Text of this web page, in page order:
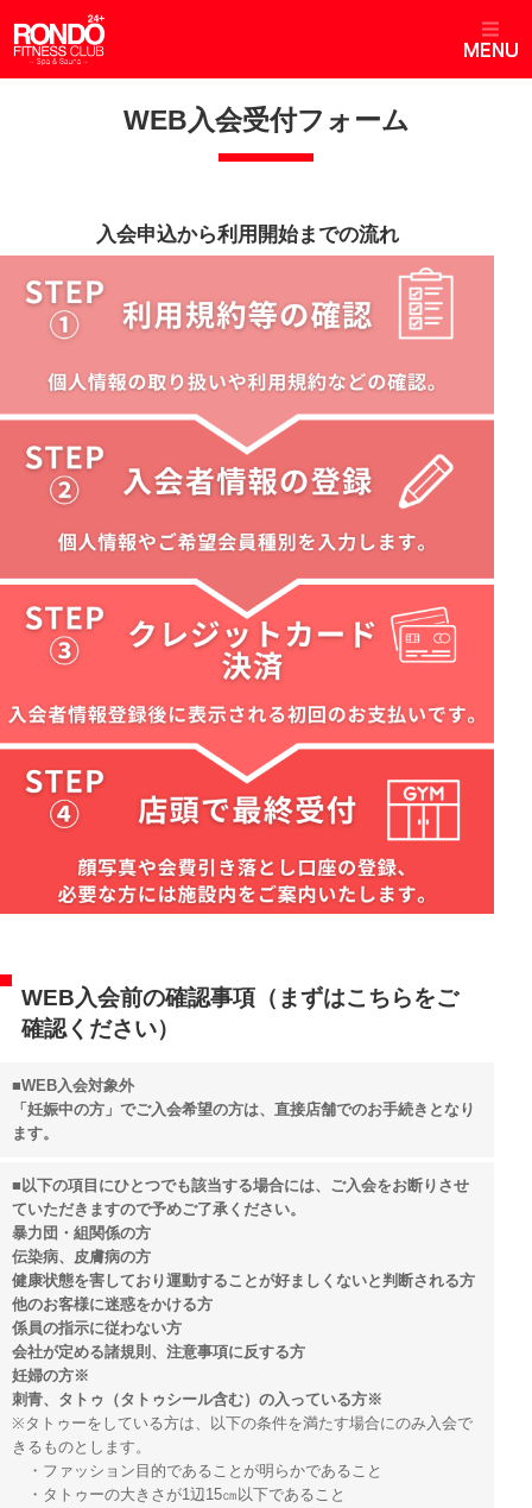
WEB入会受付フォーム
入会申込から利用開始までの流れ
WEB入会前の確認事項（まずはこちらをご
確認ください）
■WEB入会対象外
「妊娠中の方」でご入会希望の方は、直接店舗でのお手続きとなり
ます。
■以下の項目にひとつでも該当する場合には、ご入会をお断りさせ
ていただきますので予めご了承ください。
暴力団・組関係の方
伝染病、皮膚病の方
健康状態を害しており運動することが好ましくないと判断される方
他のお客様に迷惑をかける方
係員の指示に従わない方
会社が定める諸規則、注意事項に反する方
妊婦の方※
刺青、タトゥ（タトゥシール含む）の入っている方※
※タトゥーをしている方は、以下の条件を満たす場合にのみ入会で
きるものとします。
・ファッション目的であることが明らかであること
・タトゥーの大きさが1辺15㎝以下であること